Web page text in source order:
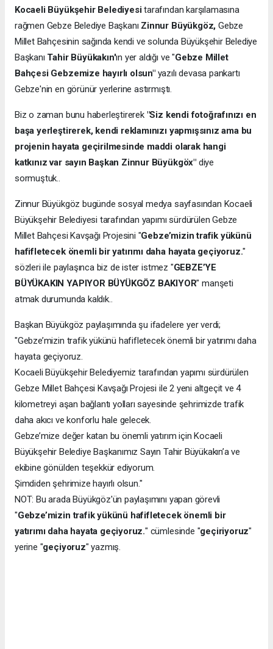
Kocaeli Büyükşehir Belediyesitarafından karşılamasına
rağmen Gebze Belediye Başkanı Zinnur Büyükgöz, Gebze
Millet Bahçesinin sağında kendi ve solunda Büyükşehir Belediye
Başkanı Tahir Büyükakın'ın yer aldığı ve "Gebze Millet
Bahçesi Gebzemize hayırlı olsun"yazılı devasa pankartı
Gebze'nin en görünür yerlerine astırmıştı.
Biz o zaman bunu haberleştirerek "Siz kendi fotoğrafınızı en
başa yerleştirerek, kendi reklamınızı yapmışsınız ama bu
projenin hayata geçirilmesinde maddi olarak hangi
katkınız var sayın Başkan Zinnur Büyükgöx" diye
sormuştuk..
Zinnur Büyükgöz bugünde sosyal medya sayfasından Kocaeli
Büyükşehir Belediyesi tarafından yapımı sürdürülen Gebze
Millet Bahçesi Kavşağı Projesini "Gebze’mizin trafik yükünü
hafifletecek önemli bir yatırımı daha hayata geçiyoruz."
sözleri ile paylaşınca biz de ister istmez "GEBZE’YE
BÜYÜKAKIN YAPIYOR BÜYÜKGÖZ BAKIYOR" manşeti
atmak durumunda kaldık..
Başkan Büyükgöz paylaşımında şu ifadelere yer verdi;
"Gebze’mizin trafik yükünü hafifletecek önemli bir yatırımı daha
hayata geçiyoruz.
Kocaeli Büyükşehir Belediyemiz tarafından yapımı sürdürülen
Gebze Millet Bahçesi Kavşağı Projesi ile 2 yeni altgeçit ve 4
kilometreyi aşan bağlantı yolları sayesinde şehrimizde trafik
daha akıcı ve konforlu hale gelecek.
Gebze’mize değer katan bu önemli yatırım için Kocaeli
Büyükşehir Belediye Başkanımız Sayın Tahir Büyükakın’a ve
ekibine gönülden teşekkür ediyorum.
Şimdiden şehrimize hayırlı olsun."
NOT: Bu arada Büyükgöz'ün paylaşımını yapan görevli
"Gebze’mizin trafik yükünü hafifletecek önemli bir
yatırımı daha hayata geçiyoruz." cümlesinde "geçiriyoruz"
yerine "geçiyoruz" yazmış.